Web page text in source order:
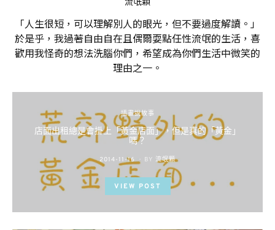
「人生很短，可以理解別人的眼光，但不要過度解讀。」
於是乎，我過著自由自在且偶爾耍點任性流氓的生活，喜
歡用我怪奇的想法洗腦你們，希望成為你們生活中微笑的
理由之一。
插畫說故事
店面出租總是會掛上「黃金店面」，但是真的「黃金」
嗎？
POSTED
ON
2014-11-16 BY 流氓顆
VIEW POST